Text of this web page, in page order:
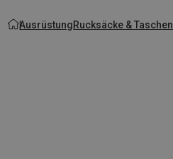
AusrüstungRucksäcke & Taschen